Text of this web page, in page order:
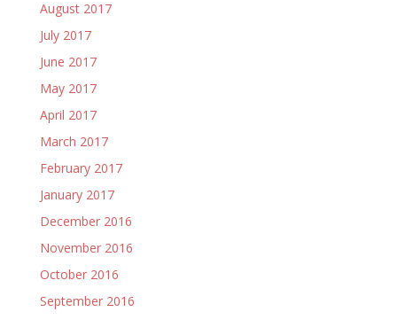
August 2017
July 2017
June 2017
May 2017
April 2017
March 2017
February 2017
January 2017
December 2016
November 2016
October 2016
September 2016